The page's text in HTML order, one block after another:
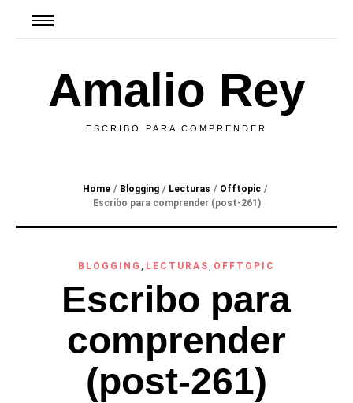
Amalio Rey
ESCRIBO PARA COMPRENDER
Home / Blogging / Lecturas / Offtopic /
Escribo para comprender (post-261)
BLOGGING , LECTURAS, OFFTOPIC
Escribo para
comprender
(post-261)